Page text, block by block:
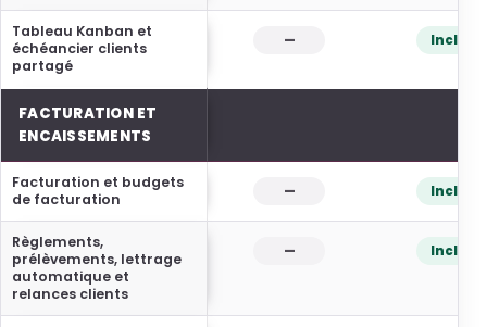
Tableau Kanban et
échéancier clients
partagé
— Inclus
FACTURATION ET
ENCAISSEMENTS
Facturation et budgets
de facturation
— Inclus
Règlements,
prélèvements, lettrage
automatique et
relances clients
— Inclus